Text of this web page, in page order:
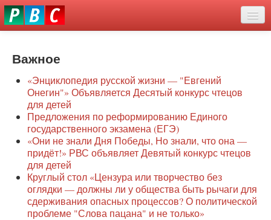
Перейти
к
О нас
Защита семей
Образование
Наше сопротивление
Регионы
Видео
Важное
«Энциклопедия русской жизни — "Евгений
Онегин"» Объявляется Десятый конкурс чтецов
для детей
Предложения по реформированию Единого
государственного экзамена (ЕГЭ)
«Они не знали Дня Победы, Но знали, что она —
придёт!» РВС объявляет Девятый конкурс чтецов
для детей
Круглый стол «Цензура или творчество без
оглядки — должны ли у общества быть рычаги для
сдерживания опасных процессов? О политической
проблеме "Слова пацана" и не только»